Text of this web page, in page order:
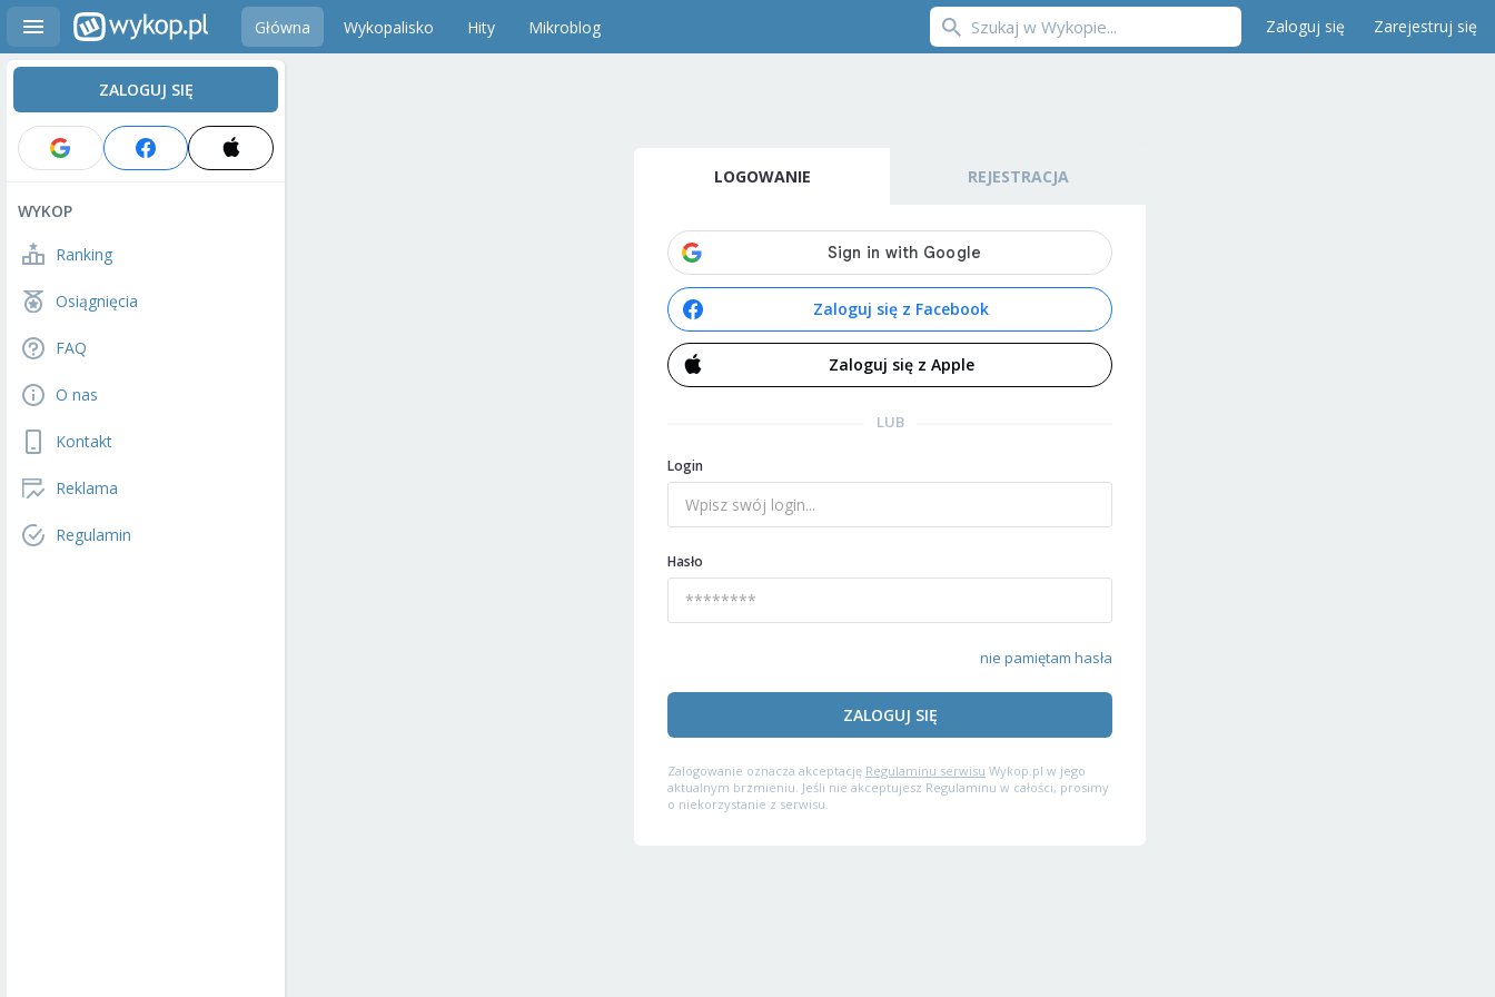
Główna Wykopalisko Hity Mikroblog Zaloguj się Zarejestruj się
ZALOGUJ SIĘ
WYKOP
Ranking
Osiągnięcia
FAQ
O nas
Kontakt
Reklama
Regulamin
LOGOWANIE REJESTRACJA
Zaloguj się z Facebook
Zaloguj się z Apple
LUB
Login
Hasło
nie pamiętam hasła
ZALOGUJ SIĘ
Zalogowanie oznacza akceptację Regulaminu serwisu Wykop.pl w jego
aktualnym brzmieniu. Jeśli nie akceptujesz Regulaminu w całości, prosimy
o niekorzystanie z serwisu.